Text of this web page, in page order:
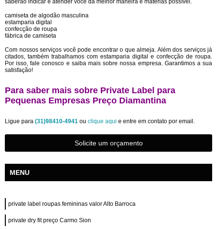
saberão indicar e atender você da melhor maneira e materias possível.
camiseta de algodão masculina
estamparia digital
confecção de roupa
fábrica de camiseta
Com nossos serviços você pode encontrar o que almeja. Além dos serviços já
citados, também trabalhamos com estamparia digital e confecção de roupa.
Por isso, fale conosco e saiba mais sobre nossa empresa. Garantimos a sua
satisfação!
Para saber mais sobre Private Label para
Pequenas Empresas Preço Diamantina
Ligue para (31)98410-4941 ou clique aqui e entre em contato por email.
Solicite um orçamento
MENU
private label roupas femininas valor Alto Barroca
private dry fit preço Carmo Sion